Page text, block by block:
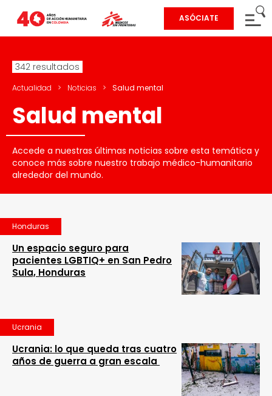
ASÓCIATE
342 resultados
Actualidad > Noticias > Salud mental
Salud mental
Accede a nuestras últimas noticias sobre esta temática y
conoce más sobre nuestro trabajo médico-humanitario
alrededor del mundo.
Honduras
Un espacio seguro para
pacientes LGBTIQ+ en San Pedro
Sula, Honduras
Ucrania
Ucrania: lo que queda tras cuatro
años de guerra a gran escala